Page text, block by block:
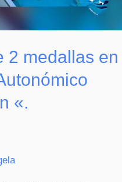
2 medallas en
«.